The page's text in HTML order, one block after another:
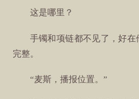
这是哪里？
手镯和项链都不见了，好在
完整。
“麦斯，播报位置。”